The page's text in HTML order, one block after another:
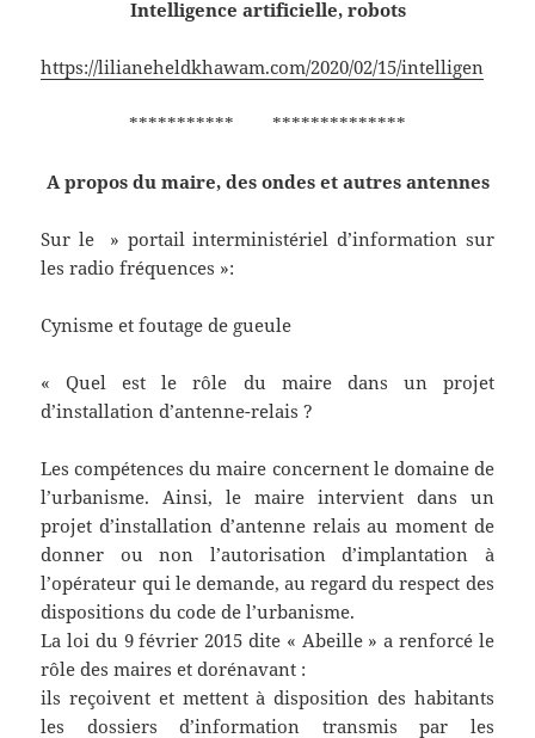
Intelligence artificielle, robots
https://lilianeheldkhawam.com/2020/02/15/intelligen
*********** **************
A propos du maire, des ondes et autres antennes
Sur le » portail interministériel d’information sur
les radio fréquences »:
Cynisme et foutage de gueule
« Quel est le rôle du maire dans un projet
d’installation d’antenne-relais ?
Les compétences du maire concernent le domaine de
l’urbanisme. Ainsi, le maire intervient dans un
projet d’installation d’antenne relais au moment de
donner ou non l’autorisation d’implantation à
l’opérateur qui le demande, au regard du respect des
dispositions du code de l’urbanisme.
La loi du 9 février 2015 dite « Abeille » a renforcé le
rôle des maires et dorénavant :
ils reçoivent et mettent à disposition des habitants
les dossiers d’information transmis par les